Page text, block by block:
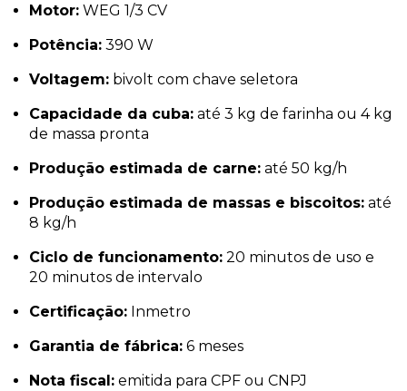
Motor: WEG 1/3 CV
Potência: 390 W
Voltagem: bivolt com chave seletora
Capacidade da cuba: até 3 kg de farinha ou 4 kg
de massa pronta
Produção estimada de carne: até 50 kg/h
Produção estimada de massas e biscoitos: até
8 kg/h
Ciclo de funcionamento: 20 minutos de uso e
20 minutos de intervalo
Certificação: Inmetro
Garantia de fábrica: 6 meses
Nota fiscal: emitida para CPF ou CNPJ